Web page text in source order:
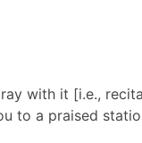
with it [i.e.,
to a praised